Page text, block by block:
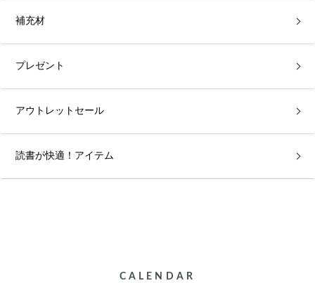
補充材
プレゼント
アウトレットセール
読書が快適！アイテム
CALENDAR